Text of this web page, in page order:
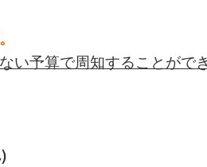
い予算で周知することがで